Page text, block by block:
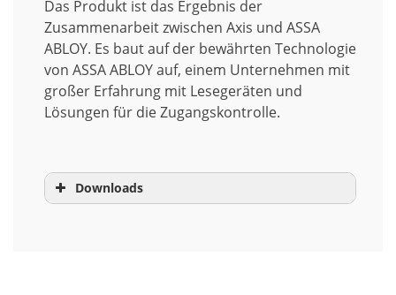
Das Produkt ist das Ergebnis der
Zusammenarbeit zwischen Axis und ASSA
ABLOY. Es baut auf der bewährten Technologie
von ASSA ABLOY auf, einem Unternehmen mit
großer Erfahrung mit Lesegeräten und
Lösungen für die Zugangskontrolle.
Downloads